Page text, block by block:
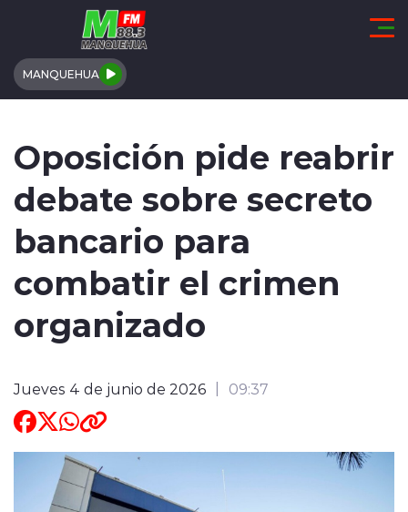
Click acá para ir directamente al contenido
MANQUEHUA
REGIONALES
ACTUALIDAD
TENDENCIAS
INTERNACIONAL
Oposición pide reabrir
debate sobre secreto
bancario para
combatir el crimen
organizado
Jueves 4 de junio de 2026 09:37